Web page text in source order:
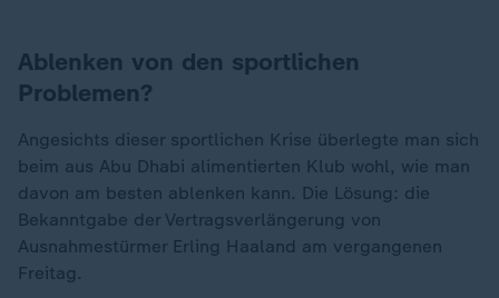
Ablenken von den sportlichen
Problemen?
Angesichts dieser sportlichen Krise überlegte man sich
beim aus Abu Dhabi alimentierten Klub wohl, wie man
davon am besten ablenken kann. Die Lösung: die
Bekanntgabe der Vertragsverlängerung von
Ausnahmestürmer Erling Haaland am vergangenen
Freitag.